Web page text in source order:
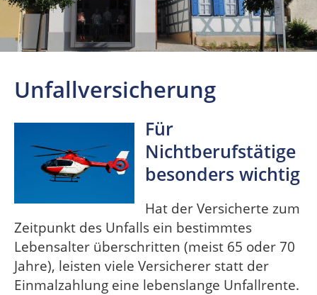
Unfallversicherung
Für
Nichtberufstätige
besonders wichtig
Hat der Versicherte zum
Zeitpunkt des Unfalls ein bestimmtes
Lebensalter überschritten (meist 65 oder 70
Jahre), leisten viele Versicherer statt der
Einmalzahlung eine lebenslange Unfallrente.